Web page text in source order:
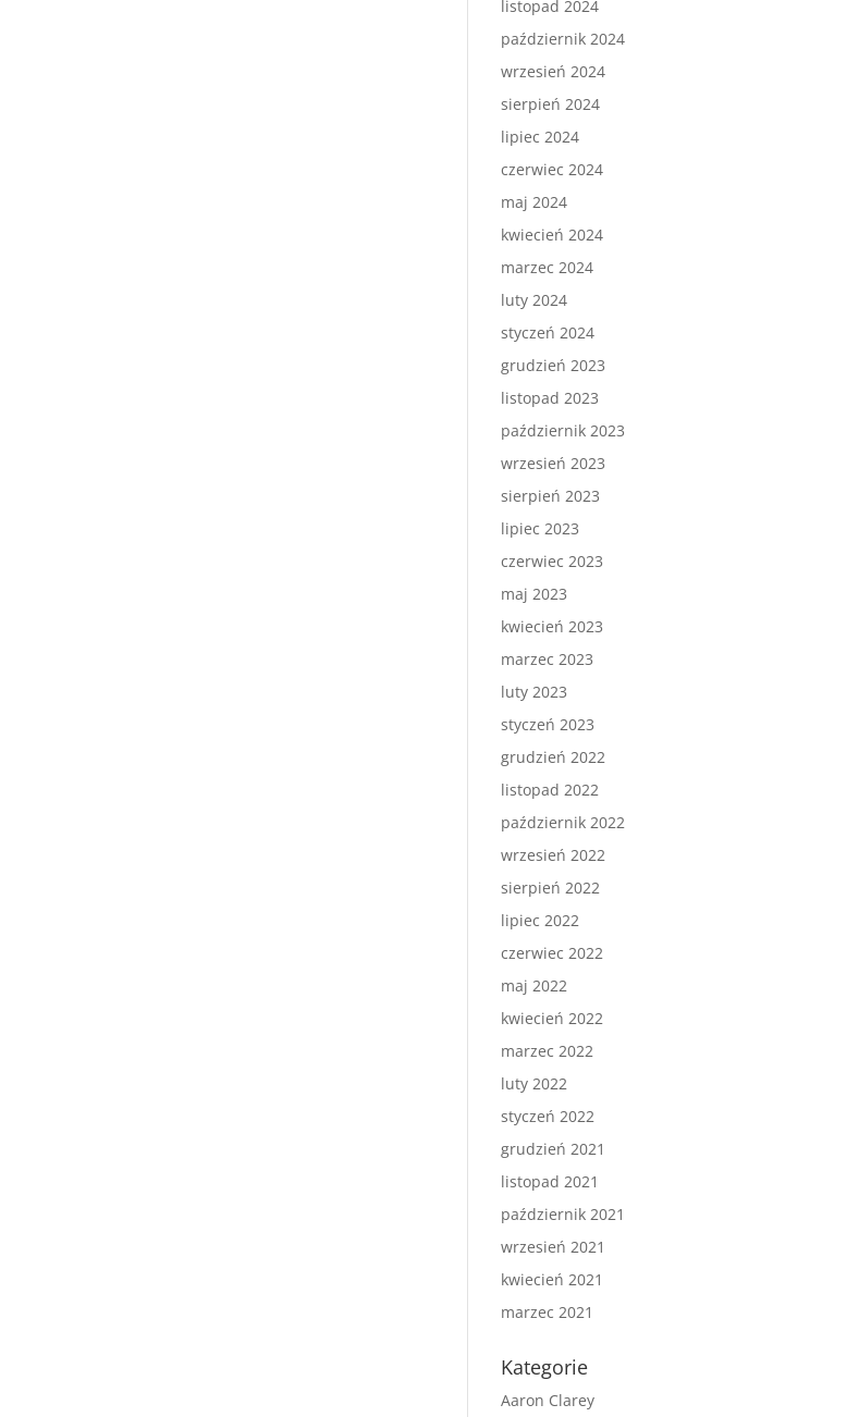
listopad 2024
październik 2024
wrzesień 2024
sierpień 2024
lipiec 2024
czerwiec 2024
maj 2024
kwiecień 2024
marzec 2024
luty 2024
styczeń 2024
grudzień 2023
listopad 2023
październik 2023
wrzesień 2023
sierpień 2023
lipiec 2023
czerwiec 2023
maj 2023
kwiecień 2023
marzec 2023
luty 2023
styczeń 2023
grudzień 2022
listopad 2022
październik 2022
wrzesień 2022
sierpień 2022
lipiec 2022
czerwiec 2022
maj 2022
kwiecień 2022
marzec 2022
luty 2022
styczeń 2022
grudzień 2021
listopad 2021
październik 2021
wrzesień 2021
kwiecień 2021
marzec 2021
Kategorie
Aaron Clarey